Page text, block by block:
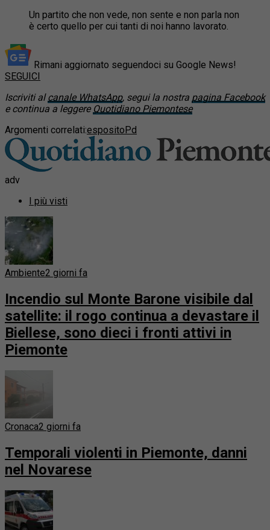
Un partito che non vede, non sente e non parla non
è certo quello per cui tanti di noi hanno lavorato.
Rimani aggiornato seguendoci su Google News!
SEGUICI
Iscriviti alcanale WhatsApp, segui la nostra pagina Facebook
e continua a leggere Quotidiano Piemontese
Argomenti correlati:espositoPd
adv
I più visti
Ambiente2 giorni fa
Incendio sul Monte Barone visibile dal
satellite: il rogo continua a devastare il
Biellese, sono dieci i fronti attivi in
Piemonte
Cronaca2 giorni fa
Temporali violenti in Piemonte, danni
nel Novarese